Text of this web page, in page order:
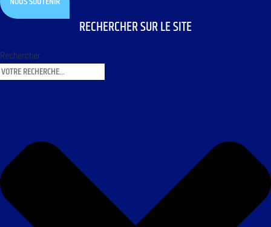
RECHERCHER SUR LE SITE
Rechercher